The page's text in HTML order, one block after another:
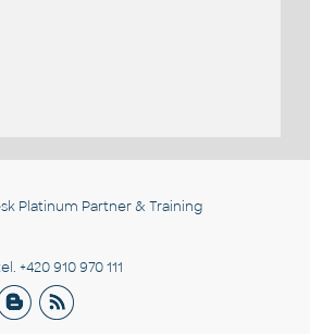
Platinum Partner & Training
+420 910 970 111